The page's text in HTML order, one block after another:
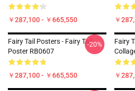
￥287,100 - ￥665,550 ￥
Fairy Tail Posters - Fairy Tail
Poster RB0607
￥287,100 - ￥665,550
-20%
Fairy
￥